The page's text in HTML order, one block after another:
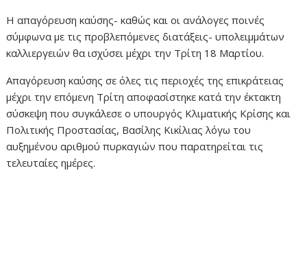
Η απαγόρευση καύσης- καθώς και οι ανάλογες ποινές
σύμφωνα με τις προβλεπόμενες διατάξεις- υπολειμμάτων
καλλιεργειών θα ισχύσει μέχρι την Τρίτη 18 Μαρτίου.
Απαγόρευση καύσης σε όλες τις περιοχές της επικράτειας
μέχρι την επόμενη Τρίτη αποφασίστηκε κατά την έκτακτη
σύσκεψη που συγκάλεσε ο υπουργός Κλιματικής Κρίσης και
Πολιτικής Προστασίας, Βασίλης Κικίλιας λόγω του
αυξημένου αριθμού πυρκαγιών που παρατηρείται τις
τελευταίες ημέρες.